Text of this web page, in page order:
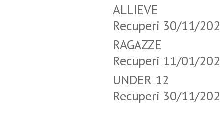
ALLIEVE
Recuperi 30/11/
Recuperi 11/01/
UNDER
Recuperi 30/11/